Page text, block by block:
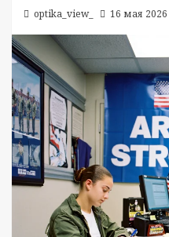
optika_view_ 16 мая 2026